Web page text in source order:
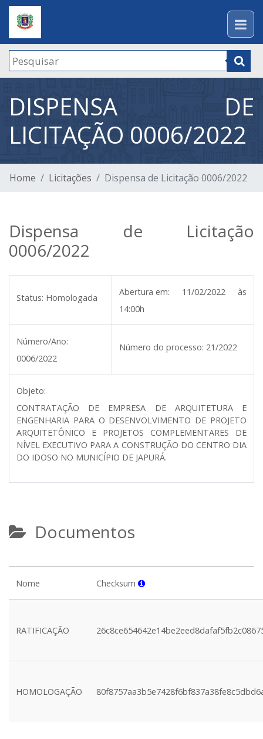
DISPENSA DE
LICITAÇÃO 0006/2022
Home Licitações Dispensa de Licitação 0006/2022
Dispensa de Licitação
0006/2022
Status: Homologada
Abertura em:
11/02/2022 às
14:00h
Número/Ano:
0006/2022
Número do processo: 21/2022
Objeto:
CONTRATAÇÃO DE EMPRESA DE ARQUITETURA E
ENGENHARIA PARA O DESENVOLVIMENTO DE PROJETO
ARQUITETÔNICO E PROJETOS COMPLEMENTARES DE
NÍVEL EXECUTIVO PARA A CONSTRUÇÃO DO CENTRO DIA
DO IDOSO NO MUNICÍPIO DE JAPURÁ.
Documentos
Nome Checksum
RATIFICAÇÃO
HOMOLOGAÇÃO